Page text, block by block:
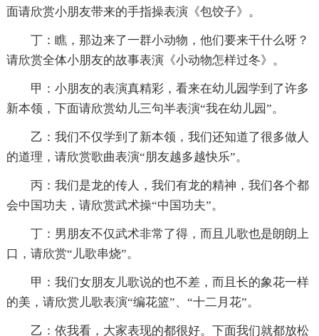
面请欣赏小朋友带来的手指操表演《包饺子》。
丁：瞧，那边来了一群小动物，他们要来干什么呀？
请欣赏全体小朋友的故事表演《小动物怎样过冬》。
甲：小朋友的表演真精彩，看来在幼儿园学到了许多
新本领，下面请欣赏幼儿三句半表演“我在幼儿园”。
乙：我们不仅学到了新本领，我们还知道了很多做人
的道理，请欣赏歌曲表演“朋友越多越快乐”。
丙：我们是龙的传人，我们有龙的精神，我们各个都
会中国功夫，请欣赏武术操“中国功夫”。
丁：男朋友不仅武术非常了得，而且儿歌也是朗朗上
口，请欣赏“儿歌串烧”。
甲：我们女朋友儿歌说的也不差，而且长的象花一样
的美，请欣赏儿歌表演“编花篮”、“十二月花”。
乙：依我看，大家表现的都很好。下面我们就都放松